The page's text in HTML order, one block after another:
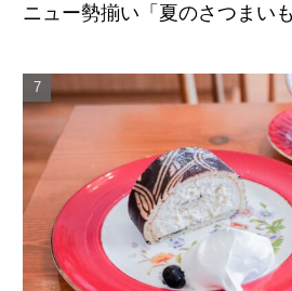
ニュー勢揃い「夏のさつまい